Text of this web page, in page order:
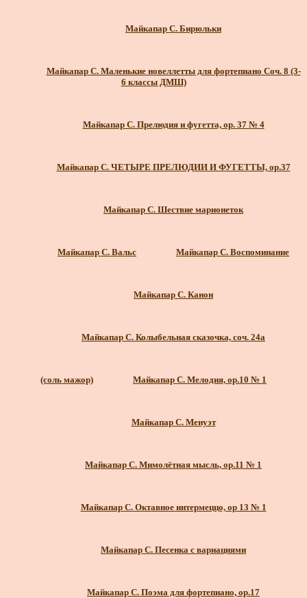
Майкапар С. Бирюльки
Майкапар С. Маленькие новеллетты для фортепиано Соч. 8 (3-
6 классы ДМШ)
Майкапар С. Прелюдия и фугетта, ор. 37 № 4
Майкапар С. ЧЕТЫРЕ ПРЕЛЮДИИ И ФУГЕТТЫ, ор.37
Майкапар С. Шествие марионеток
Майкапар С. Вальс Майкапар С. Воспоминание
Майкапар С. Канон
Майкапар С. Колыбельная сказочка, соч. 24а
(соль мажор) Майкапар С. Мелодия, ор.10 № 1
Майкапар С. Менуэт
Майкапар С. Мимолётная мысль, ор.11 № 1
Майкапар С. Октавное интермеццо, ор 13 № 1
Майкапар С. Песенка с вариациями
Майкапар С. Поэма для фортепиано, ор.17